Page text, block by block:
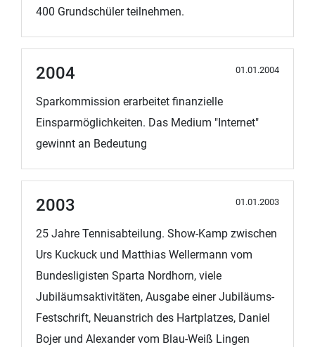
400 Grundschüler teilnehmen.
01.01.2004
2004
Sparkommission erarbeitet finanzielle
Einsparmöglichkeiten. Das Medium "Internet"
gewinnt an Bedeutung
01.01.2003
2003
25 Jahre Tennisabteilung. Show-Kamp zwischen
Urs Kuckuck und Matthias Wellermann vom
Bundesligisten Sparta Nordhorn, viele
Jubiläumsaktivitäten, Ausgabe einer Jubiläums-
Festschrift, Neuanstrich des Hartplatzes, Daniel
Bojer und Alexander vom Blau-Weiß Lingen